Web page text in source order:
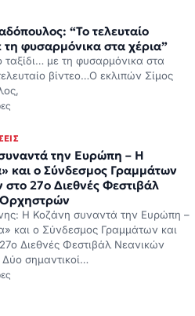
“Το τελευταίο
τη φυσαρμόνικα στα χέρια”
ταξίδι… με τη φυσαρμόνικα στα
βίντεο…Ο εκλιπών Σίμος
την Ευρώπη – Η
και ο Σύνδεσμος Γραμμάτων
στο 27ο Διεθνές Φεστιβάλ
Η Κοζάνη συναντά την Ευρώπη –
και ο Σύνδεσμος Γραμμάτων και
Διεθνές Φεστιβάλ Νεανικών
σημαντικοί…